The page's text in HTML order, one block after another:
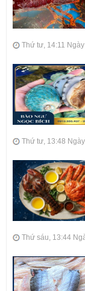
Thứ tư, 14:11
Thứ tư, 13:48
Thứ sáu, 13:44